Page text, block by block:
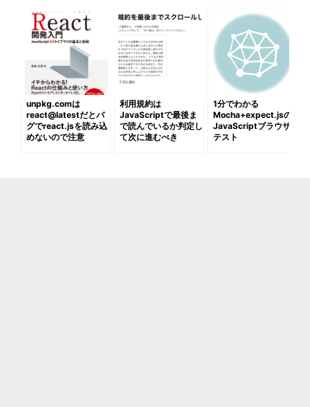
unpkg.comは
react@latestだとバ
グでreact.jsを読み込
めないので注意
利用規約は
JavaScriptで最後ま
で読んでいるか判定し
て次に進むべき
1分でわかる
Mocha+expect.jsの
JavaScriptブラウザ
テスト